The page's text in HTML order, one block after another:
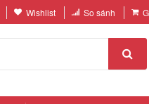
Wishlist So sánh